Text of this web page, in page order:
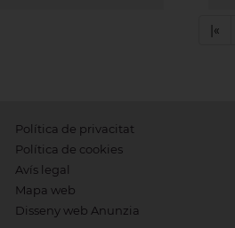
|«
Política de privacitat
Política de cookies
Avís legal
Mapa web
Disseny web Anunzia